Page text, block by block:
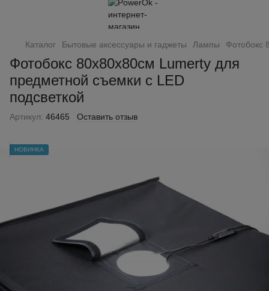
Каталог Бытовые аксессуары и гаджеты Лампы Фотобокс
Фотобокс 80х80х80см Lumerty для
предметной съемки с LED
подсветкой
Артикул: 46465 Оставить отзыв
НОВИНКА